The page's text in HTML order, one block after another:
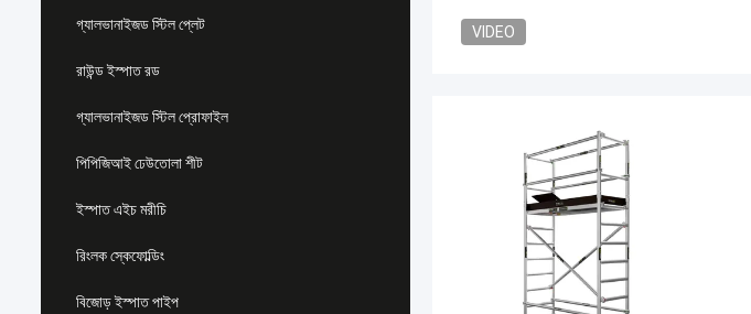
গ্যালভানাইজড স্টিল প্লেট
রাউন্ড ইস্পাত রড
গ্যালভানাইজড স্টিল প্রোফাইল
পিপিজিআই ঢেউতোলা শীট
ইস্পাত এইচ মরীচি
রিংলক স্কেফোল্ডিং
বিজোড় ইস্পাত পাইপ
VIDEO